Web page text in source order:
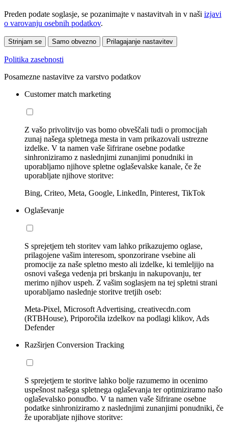
Preden podate soglasje, se pozanimajte v nastavitvah in v naši izjavi
o varovanju osebnih podatkov.
Strinjam se Samo obvezno Prilagajanje nastavitev
Politika zasebnosti
Posamezne nastavitve za varstvo podatkov
Customer match marketing
Z vašo privolitvijo vas bomo obveščali tudi o promocijah
zunaj našega spletnega mesta in vam prikazovali ustrezne
izdelke. V ta namen vaše šifrirane osebne podatke
sinhroniziramo z naslednjimi zunanjimi ponudniki in
uporabljamo njihove spletne oglaševalske kanale, če že
uporabljate njihove storitve:
Bing, Criteo, Meta, Google, LinkedIn, Pinterest, TikTok
Oglaševanje
S sprejetjem teh storitev vam lahko prikazujemo oglase,
prilagojene vašim interesom, sponzorirane vsebine ali
promocije za naše spletno mesto ali izdelke, ki temleljijo na
osnovi vašega vedenja pri brskanju in nakupovanju, ter
merimo njihov uspeh. Z vašim soglasjem na tej spletni strani
uporabljamo naslednje storitve tretjih oseb:
Meta-Pixel, Microsoft Advertising, creativecdn.com
(RTBHouse), Priporočila izdelkov na podlagi klikov, Ads
Defender
Razširjen Conversion Tracking
S sprejetjem te storitve lahko bolje razumemo in ocenimo
uspešnost našega spletnega oglaševanja ter optimiziramo našo
oglaševalsko ponudbo. V ta namen vaše šifrirane osebne
podatke sinhroniziramo z naslednjimi zunanjimi ponudniki, če
že uporabljate njihove storitve: